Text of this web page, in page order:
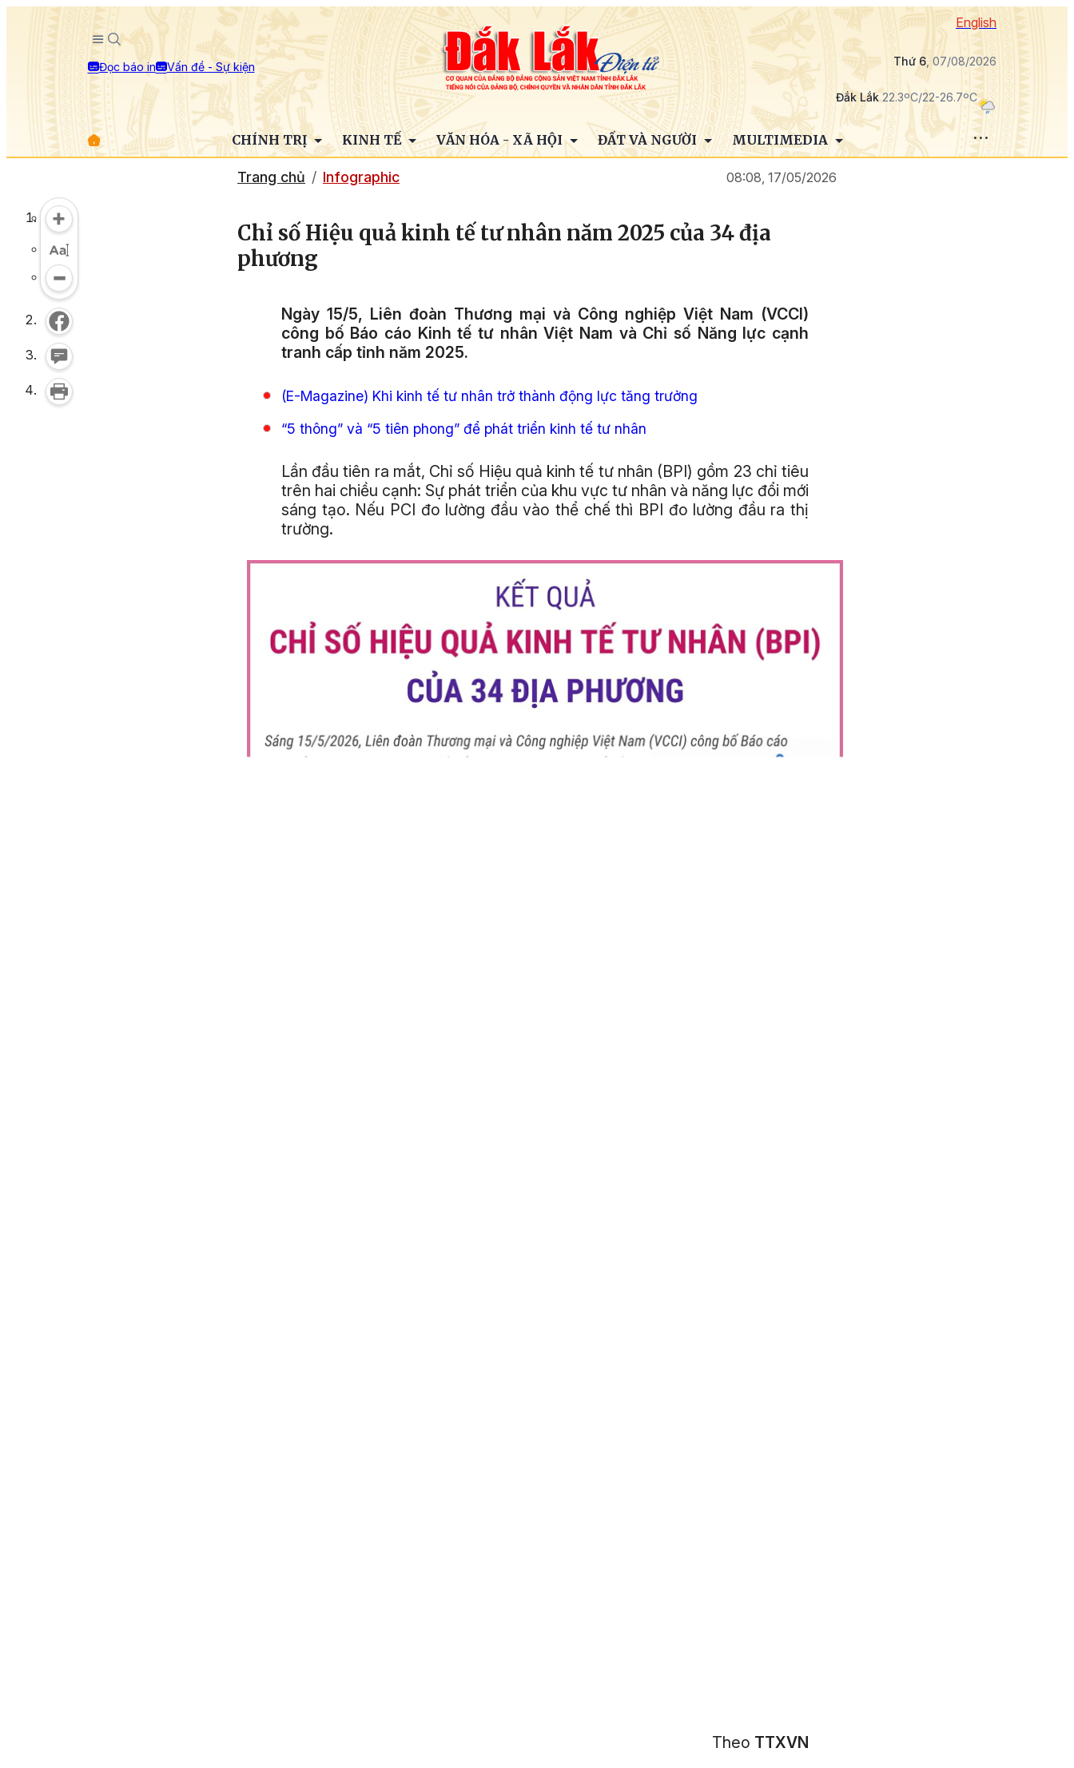
Đọc báo in Vấn đề - Sự kiện
English
Thứ 6, 07/08/2026
Đắk Lắk22.3ºC/22-26.7ºC
CHÍNH TRỊ KINH TẾ VĂN HÓA - XÃ HỘI ĐẤT VÀ NGƯỜI MULTIMEDIA
Trang chủ Infographic 08:08, 17/05/2026
Chỉ số Hiệu quả kinh tế tư nhân năm 2025 của 34 địa
phương
Ngày 15/5, Liên đoàn Thương mại và Công nghiệp Việt Nam (VCCI)
công bố Báo cáo Kinh tế tư nhân Việt Nam và Chỉ số Năng lực cạnh
tranh cấp tỉnh năm 2025.
(E-Magazine) Khi kinh tế tư nhân trở thành động lực tăng trưởng
“5 thông” và “5 tiên phong” để phát triển kinh tế tư nhân
Lần đầu tiên ra mắt, Chỉ số Hiệu quả kinh tế tư nhân (BPI) gồm 23 chỉ tiêu
trên hai chiều cạnh: Sự phát triển của khu vực tư nhân và năng lực đổi mới
sáng tạo. Nếu PCI đo lường đầu vào thể chế thì BPI đo lường đầu ra thị
trường.
Theo TTXVN